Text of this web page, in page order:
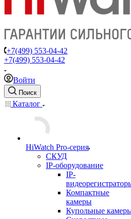
+7(499) 553-04-42
+7(499) 553-04-42
Войти
Поиск
Каталог
HiWatch Pro-серия
CКУД
IP-оборудование
IP-
Компактные
камеры
Купольные